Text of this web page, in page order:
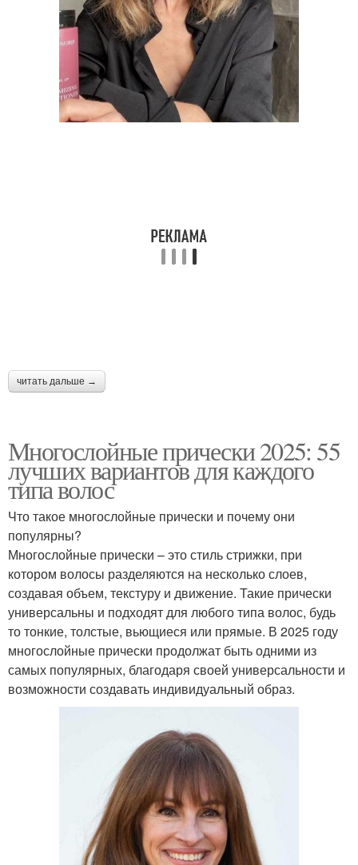
– маски для волос Стрижка для редких и
Негустые волосы
Стрижки для тонких
волос
читать дальше →
Многослойные прически 2025: 55
лучших вариантов для каждого
типа волос
Что такое многослойные прически и почему они
популярны?
Многослойные прически – это стиль стрижки, при
котором волосы разделяются на несколько слоев,
создавая объем, текстуру и движение. Такие прически
универсальны и подходят для любого типа волос, будь
то тонкие, толстые, вьющиеся или прямые. В 2025 году
многослойные прически продолжат быть одними из
самых популярных, благодаря своей универсальности и
возможности создавать индивидуальный образ.